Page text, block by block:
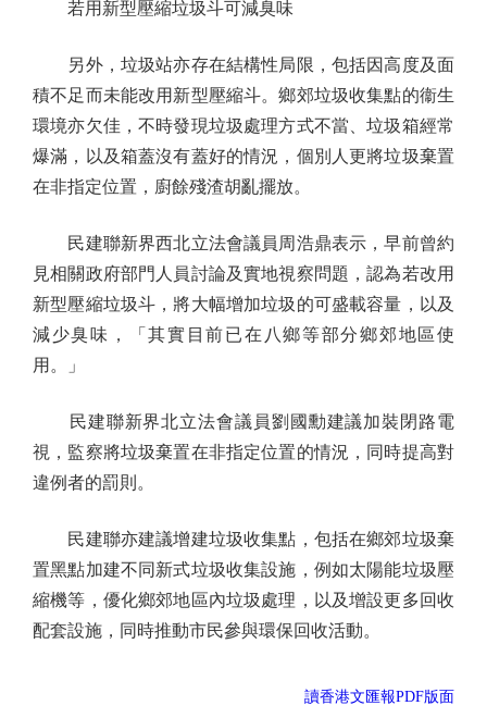
若用新型壓縮垃圾斗可減臭味
另外，垃圾站亦存在結構性局限，包括因高度及面
積不足而未能改用新型壓縮斗。鄉郊垃圾收集點的衞生
環境亦欠佳，不時發現垃圾處理方式不當、垃圾箱經常
爆滿，以及箱蓋沒有蓋好的情況，個別人更將垃圾棄置
在非指定位置，廚餘殘渣胡亂擺放。
民建聯新界西北立法會議員周浩鼎表示，早前曾約
見相關政府部門人員討論及實地視察問題，認為若改用
新型壓縮垃圾斗，將大幅增加垃圾的可盛載容量，以及
減少臭味，「其實目前已在八鄉等部分鄉郊地區使
用。」
民建聯新界北立法會議員劉國勳建議加裝閉路電
視，監察將垃圾棄置在非指定位置的情況，同時提高對
違例者的罰則。
民建聯亦建議增建垃圾收集點，包括在鄉郊垃圾棄
置黑點加建不同新式垃圾收集設施，例如太陽能垃圾壓
縮機等，優化鄉郊地區內垃圾處理，以及增設更多回收
配套設施，同時推動市民參與環保回收活動。
讀香港文匯報PDF版面